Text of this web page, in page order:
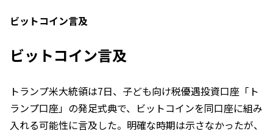
ビットコイン言及
ビットコイン言及
トランプ米大統領は7日、子ども向け税優遇投資口座「ト
ランプ口座」の発足式典で、ビットコインを同口座に組み
入れる可能性に言及した。明確な時期は示さなかったが、